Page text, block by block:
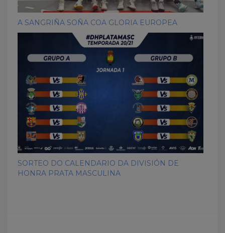
A SANGRIÑA SOÑA COA GLORIA EUROPEA
SORTEO DO CALENDARIO DA DIVISIÓN DE
HONRA PRATA MASCULINA